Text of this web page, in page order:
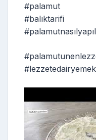
#palamut
#balıktarifi